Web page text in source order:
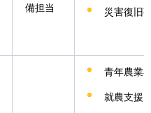
備担当
災害復旧
青年農業
就農支援